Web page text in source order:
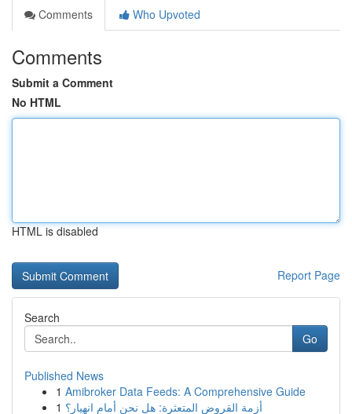
Comments
Who Upvoted
Comments
Submit a Comment
No HTML
HTML is disabled
Report Page
Search
Go
Published News
1 Amibroker Data Feeds: A Comprehensive Guide
1 أزمة القروض المتعثرة: هل نحن أمام انهيار؟